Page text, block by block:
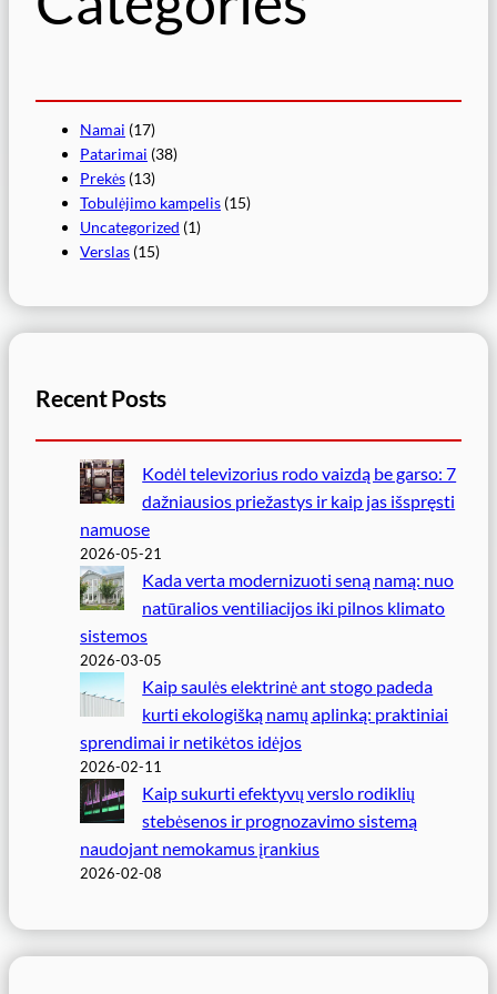
Namai (17)
Patarimai (38)
Prekės (13)
Tobulėjimo kampelis (15)
Uncategorized (1)
Verslas (15)
Recent Posts
Kodėl televizorius rodo vaizdą be garso: 7
dažniausios priežastys ir kaip jas išspręsti
namuose
2026-05-21
Kada verta modernizuoti seną namą: nuo
natūralios ventiliacijos iki pilnos klimato
sistemos
2026-03-05
Kaip saulės elektrinė ant stogo padeda
kurti ekologišką namų aplinką: praktiniai
sprendimai ir netikėtos idėjos
2026-02-11
Kaip sukurti efektyvų verslo rodiklių
stebėsenos ir prognozavimo sistemą
naudojant nemokamus įrankius
2026-02-08